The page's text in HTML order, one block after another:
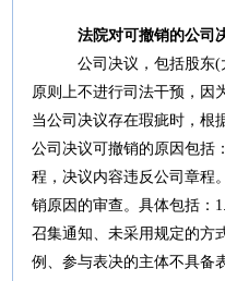
法院对可撤销的公司决
公司决议，包括股东(大)
原则上不进行司法干预，因
当公司决议存在瑕疵时，根
公司决议可撤销的原因包括
程，决议内容违反公司章程
销原因的审查。具体包括：
召集通知、未采用规定的方
例、参与表决的主体不具备